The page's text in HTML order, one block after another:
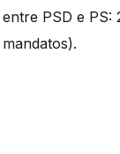
PSD e